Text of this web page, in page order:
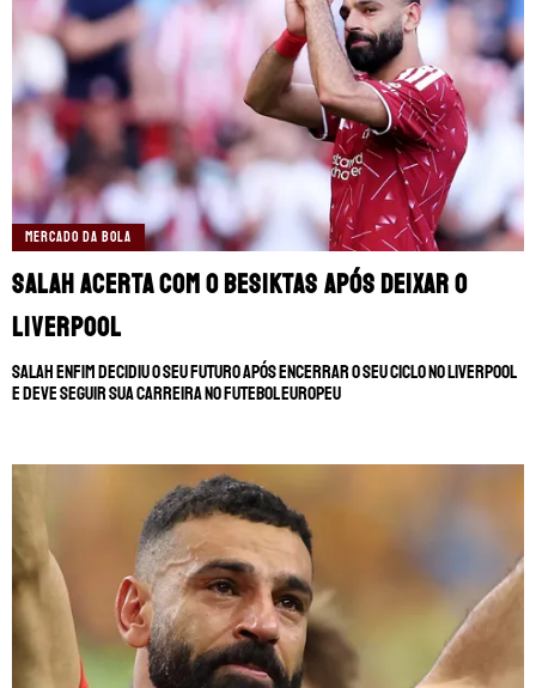
TERMOS E CONDIÇÕES
POLÍTICA DE PRIVACIDADE
POLÍTICA DE COOKIES
POLÍTICA EDITORIAL AD CHOICES
Somos Fanáticos, assim como Futbol Sites, é
uma empresa pertencente à Better
Collective. Todos os direitos reservados.
+18 | Jogue com responsabilidade
Aplicam-se os Termos e Condições | Conteúdo
Comercial | Ministério da Fazenda adverte: Aposta não
MERCADO DA BOLA
Salah acerta com o Besiktas após deixar o
Liverpool
Salah enfim decidiu o seu futuro após encerrar o seu ciclo no Liverpool
e deve seguir sua carreira no futebol europeu